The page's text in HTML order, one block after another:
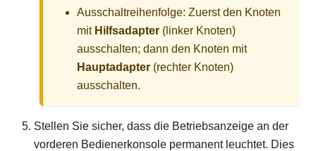
Ausschaltreihenfolge: Zuerst den Knoten
mit Hilfsadapter (linker Knoten)
ausschalten; dann den Knoten mit
Hauptadapter (rechter Knoten)
ausschalten.
Stellen Sie sicher, dass die Betriebsanzeige an der
vorderen Bedienerkonsole permanent leuchtet. Dies